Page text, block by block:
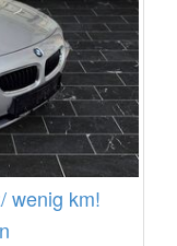
wenig km!